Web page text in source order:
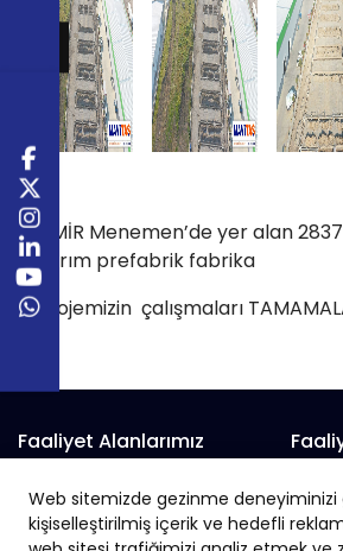
Web sitemizde gezinme deneyiminizi
kişiselleştirilmiş içerik ve hedefli
İZMİR Menemen’de yer alan
Tarım prefabrik fabrika
projemizin çalışmaları
Faaliyet Alanlarımız
Prefabrik Alışveriş Merkezi
Prefabrik Belediye Binaları